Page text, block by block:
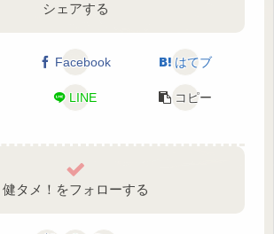
シェアする
Facebook はてブ
LINE コピー
健タメ！をフォローする